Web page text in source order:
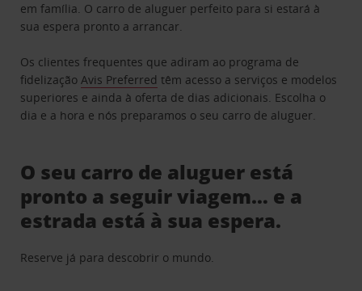
em família. O carro de aluguer perfeito para si estará à
sua espera pronto a arrancar.
Os clientes frequentes que adiram ao programa de
fidelizaçãoAvis Preferred têm acesso a serviços e modelos
superiores e ainda à oferta de dias adicionais. Escolha o
dia e a hora e nós preparamos o seu carro de aluguer.
O seu carro de aluguer está
pronto a seguir viagem… e a
estrada está à sua espera.
Reserve já para descobrir o mundo.